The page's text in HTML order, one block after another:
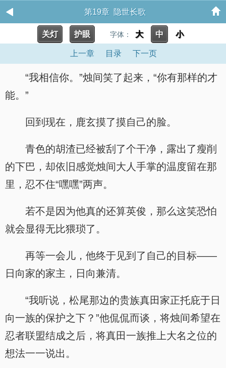
第19章 隐世长歌
关灯 护眼 字体： 大 中 小
上一章 目录 下一页
“我相信你。”烛间笑了起来，“你有那样的才
能。”
回到现在，鹿玄摸了摸自己的脸。
青色的胡渣已经被刮了个干净，露出了瘦削
的下巴，却依旧感觉烛间大人手掌的温度留在那
里，忍不住“嘿嘿”两声。
若不是因为他真的还算英俊，那么这笑恐怕
就会显得无比猥琐了。
再等一会儿，他终于见到了自己的目标——
日向家的家主，日向兼清。
“我听说，松尾那边的贵族真田家正托庇于日
向一族的保护之下？”他侃侃而谈，将烛间希望在
忍者联盟结成之后，将真田一族推上大名之位的
想法一一说出。